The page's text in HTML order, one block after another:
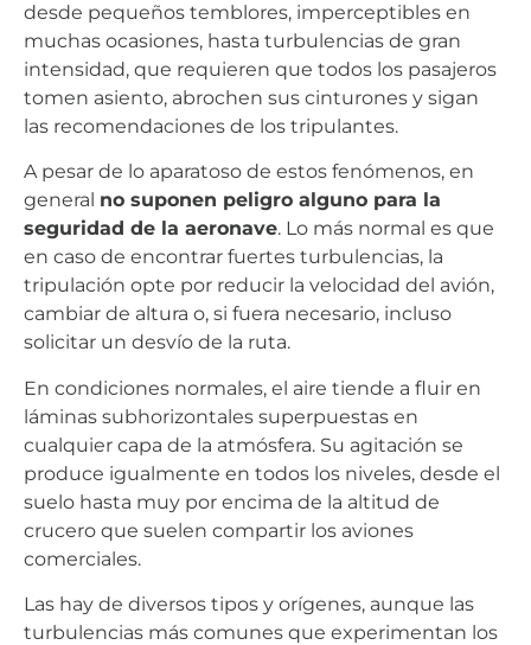
desde pequeños temblores, imperceptibles en
muchas ocasiones, hasta turbulencias de gran
intensidad, que requieren que todos los pasajeros
tomen asiento, abrochen sus cinturones y sigan
las recomendaciones de los tripulantes.
A pesar de lo aparatoso de estos fenómenos, en
general no suponen peligro alguno para la
seguridad de la aeronave. Lo más normal es que
en caso de encontrar fuertes turbulencias, la
tripulación opte por reducir la velocidad del avión,
cambiar de altura o, si fuera necesario, incluso
solicitar un desvío de la ruta.
En condiciones normales, el aire tiende a fluir en
láminas subhorizontales superpuestas en
cualquier capa de la atmósfera. Su agitación se
produce igualmente en todos los niveles, desde el
suelo hasta muy por encima de la altitud de
crucero que suelen compartir los aviones
comerciales.
Las hay de diversos tipos y orígenes, aunque las
turbulencias más comunes que experimentan los